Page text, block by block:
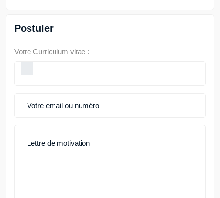
Postuler
Votre Curriculum vitae :